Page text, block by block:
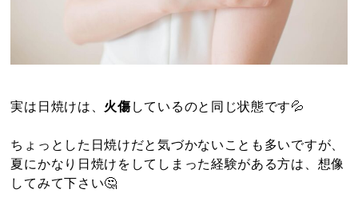
実は日焼けは、 火傷しているのと同じ状態です💦
ちょっとした日焼けだと気づかないことも多いですが、
夏にかなり日焼けをしてしまった経験がある方は、想像
してみて下さい🤔